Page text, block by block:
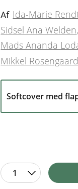
Af Ida-Marie
Sidsel Ana Welden
Mads Ananda
Mikkel Rosengaard
Softcover med
1